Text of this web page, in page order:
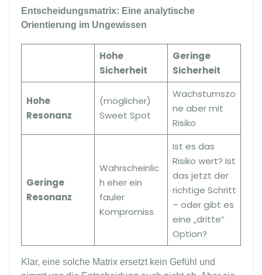
Entscheidungsmatrix: Eine analytische
Orientierung im Ungewissen
Hohe
Sicherheit
Geringe
Sicherheit
Hohe
Resonanz
(möglicher)
Sweet Spot
Wachstumszo
ne aber mit
Risiko
Geringe
Resonanz
Wahrscheinlic
h eher ein
fauler
Kompromiss
Ist es das
Risiko wert? Ist
das jetzt der
richtige Schritt
– oder gibt es
eine „dritte“
Option?
Klar, eine solche Matrix ersetzt kein Gefühl und